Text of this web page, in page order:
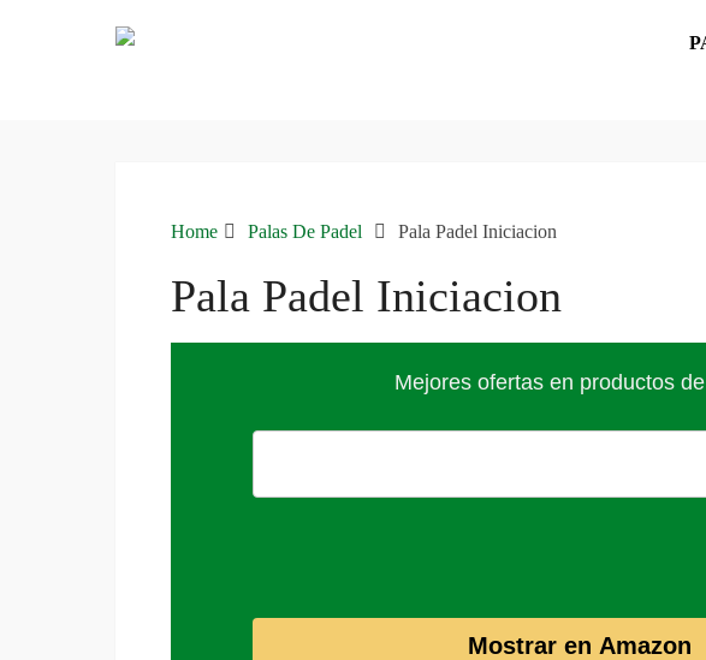
Home Palas De Padel Pala Padel Iniciacion
Pala Padel Iniciacion
Mejores ofertas en productos
Mostrar en Amazon